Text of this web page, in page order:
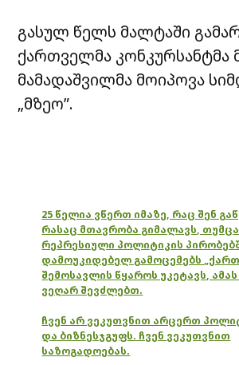
გასულ წელს მალტაში
ქართველმა კონკურსანტმა
მამადაშვილმა მოიპოვა
„მზეო”.
25 წელია ვწერთ იმაზე, რაც შენ
რასაც მთავრობა გიმალავს,
რეპრესიული პოლიტიკის
დამოუკიდებელ გამოცემებს
შემოსავლის წყაროს უკეტავს,
ვეღარ შევძლებთ.
ჩვენ არ ვეკუთვნით არცერთ
და ბიზნესჯგუფს. ჩვენ ვეკუთვნით
საზოგადოებას.